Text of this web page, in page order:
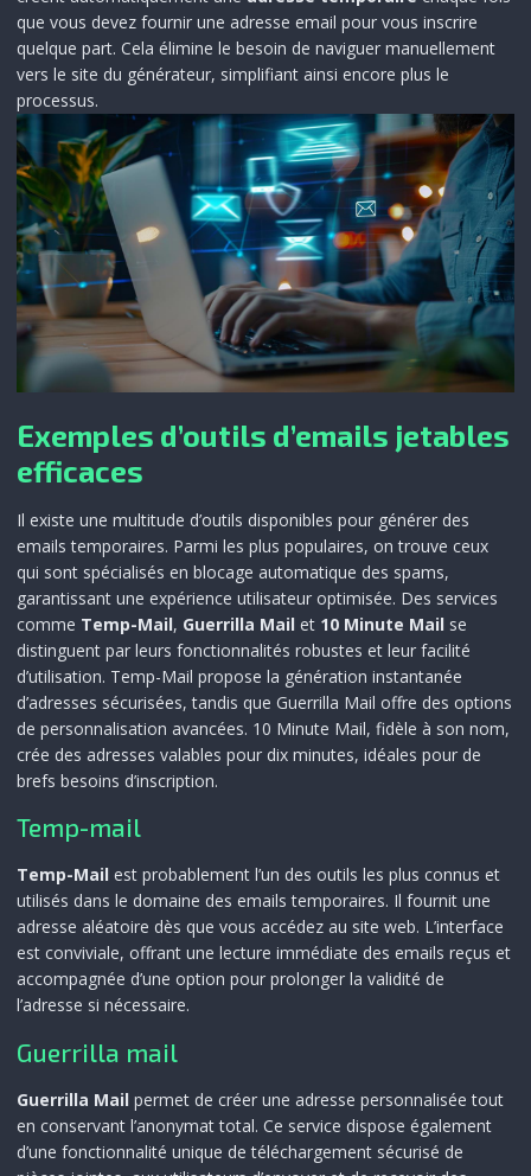
que vous devez fournir une adresse email pour vous inscrire
quelque part. Cela élimine le besoin de naviguer manuellement
vers le site du générateur, simplifiant ainsi encore plus le
processus.
Exemples d’outils d’emails jetables
efficaces
Il existe une multitude d’outils disponibles pour générer des
emails temporaires. Parmi les plus populaires, on trouve ceux
qui sont spécialisés en blocage automatique des spams,
garantissant une expérience utilisateur optimisée. Des services
comme Temp-Mail, Guerrilla Mail et 10 Minute Mail se
distinguent par leurs fonctionnalités robustes et leur facilité
d’utilisation. Temp-Mail propose la génération instantanée
d’adresses sécurisées, tandis que Guerrilla Mail offre des options
de personnalisation avancées. 10 Minute Mail, fidèle à son nom,
crée des adresses valables pour dix minutes, idéales pour de
brefs besoins d’inscription.
Temp-mail
Temp-Mail est probablement l’un des outils les plus connus et
utilisés dans le domaine des emails temporaires. Il fournit une
adresse aléatoire dès que vous accédez au site web. L’interface
est conviviale, offrant une lecture immédiate des emails reçus et
accompagnée d’une option pour prolonger la validité de
l’adresse si nécessaire.
Guerrilla mail
Guerrilla Mail permet de créer une adresse personnalisée tout
en conservant l’anonymat total. Ce service dispose également
d’une fonctionnalité unique de téléchargement sécurisé de